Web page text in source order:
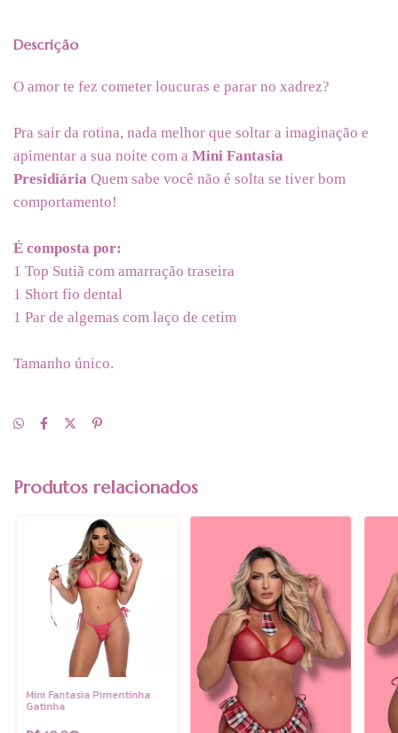
Descrição
O amor te fez cometer loucuras e parar no xadrez?
Pra sair da rotina, nada melhor que soltar a imaginação e
apimentar a sua noite com a Mini Fantasia
Presidiária Quem sabe você não é solta se tiver bom
comportamento!
É composta por:
1 Top Sutiã com amarração traseira
1 Short fio dental
1 Par de algemas com laço de cetim
Tamanho único.
Produtos relacionados
Mini Fantasia Pimentinha
Gatinha